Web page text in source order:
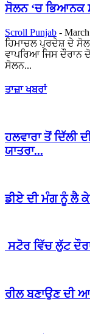
ਸੋਲਨ ‘ਚ ਭਿਆਨਕ
Scroll Punjab -
ਹਿਮਾਚਲ ਪ੍ਰਦੇਸ਼ ਦੇ
ਵਾਪਰਿਆ ਜਿਸ ਦੌਰਾਨ
ਸੋਲਨ...
ਤਾਜ਼ਾ ਖਬਰਾਂ
ਹਲਵਾਰਾ ਤੋਂ ਦਿੱਲੀ
ਯਾਤਰਾ...
ਡੀਏ ਦੀ ਮੰਗ ਨੂੰ ਲੈ
ਸਟੋਰ ਵਿੱਚ ਲੁੱਟ
ਰੀਲ ਬਣਾਉਣ ਦੀ